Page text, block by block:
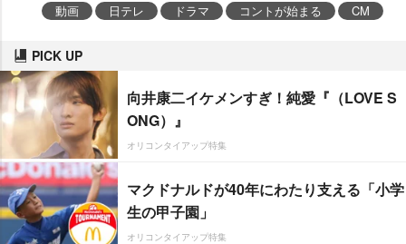
動画
日テレ ドラマ コントが始まる CM
PICK UP
向井康二イケメンすぎ！純愛『（LOVE S
ONG）』
オリコンタイアップ特集
マクドナルドが40年にわたり支える「小学
生の甲子園」
オリコンタイアップ特集